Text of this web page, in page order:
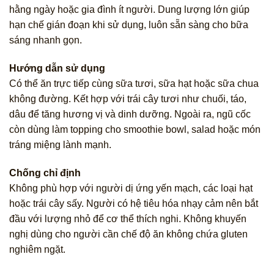
hằng ngày hoặc gia đình ít người. Dung lượng lớn giúp
hạn chế gián đoạn khi sử dụng, luôn sẵn sàng cho bữa
sáng nhanh gọn.
Hướng dẫn sử dụng
Có thể ăn trực tiếp cùng sữa tươi, sữa hạt hoặc sữa chua
không đường. Kết hợp với trái cây tươi như chuối, táo,
dâu để tăng hương vị và dinh dưỡng. Ngoài ra, ngũ cốc
còn dùng làm topping cho smoothie bowl, salad hoặc món
tráng miệng lành mạnh.
Chống chỉ định
Không phù hợp với người dị ứng yến mạch, các loại hạt
hoặc trái cây sấy. Người có hệ tiêu hóa nhạy cảm nên bắt
đầu với lượng nhỏ để cơ thể thích nghi. Không khuyến
nghị dùng cho người cần chế độ ăn không chứa gluten
nghiêm ngặt.